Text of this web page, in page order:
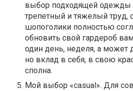
выбор подходящей одежды
трепетный и тяжелый труд,
шопоголики полностью
обновить свой гардероб
один день, неделя, а может
но вклад в себя, в свою
сполна.
Мой выбор «casual». Для